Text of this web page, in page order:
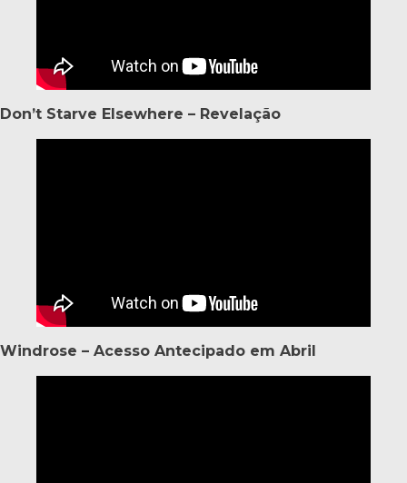
Don’t Starve Elsewhere – Revelação
Windrose – Acesso Antecipado em Abril